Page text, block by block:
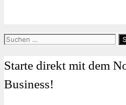
Suchen
Starte direkt mit dem
Business!